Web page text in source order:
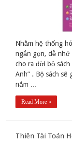
Nhằm hệ thống
ngắn gọn, dễ nhớ
cho ra đời bộ
Anh” . Bộ sách
nắm ...
Read More »
Thiên Tài Toán